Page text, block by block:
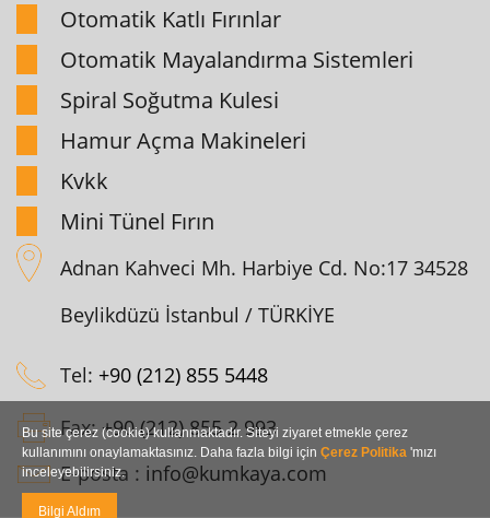
Otomatik Katlı Fırınlar
Otomatik Mayalandırma Sistemleri
Spiral Soğutma Kulesi
Hamur Açma Makineleri
Kvkk
Mini Tünel Fırın
Adnan Kahveci Mh. Harbiye Cd. No:17 34528
Beylikdüzü İstanbul / TÜRKİYE
Tel: +90 (212) 855 5448
Fax:+90 (212) 855 2 993
E-posta : info@kumkaya.com
Bu site çerez (cookie) kullanmaktadır. Siteyi ziyaret etmekle çerez
kullanımını onaylamaktasınız. Daha fazla bilgi için Çerez Politika 'mızı
inceleyebilirsiniz.
Bilgi Aldım